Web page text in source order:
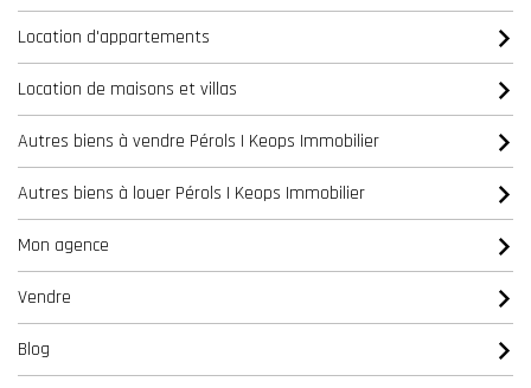
Location d'appartements
Location de maisons et villas
Autres biens à vendre Pérols | Keops Immobilier
Autres biens à louer Pérols | Keops Immobilier
Mon agence
Vendre
Blog